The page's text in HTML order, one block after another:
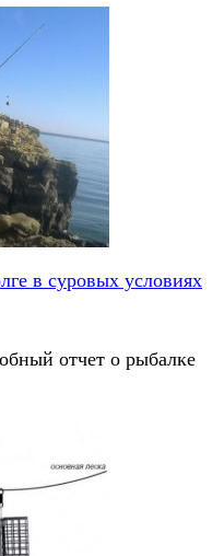
в суровых условиях
отчет о рыбалке